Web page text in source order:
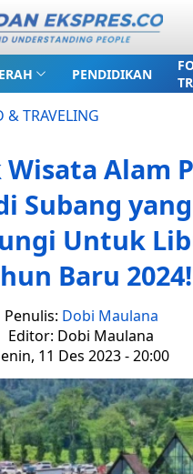
PENDIDIKAN
& TRAVELING
Wisata Alam
Subang
Untuk
Baru 2024!
Penulis: Dobi Maulana
Editor: Dobi Maulana
11 Des 2023 - 20:00